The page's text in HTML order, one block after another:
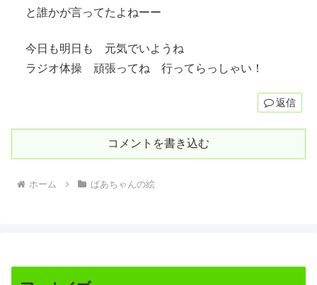
と誰かが言ってたよねーー
今日も明日も 元気でいようね
ラジオ体操 頑張ってね 行ってらっしゃい！
返信
コメントを書き込む
ホーム ばあちゃんの絵